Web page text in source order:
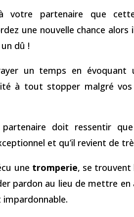
votre partenaire que
une nouvelle chance alors
dû !
un temps en évoquant
à tout stopper malgré vos
doit ressentir
et qu’il revient de
une tromperie, se trouvent
pardon au lieu de mettre en
impardonnable.